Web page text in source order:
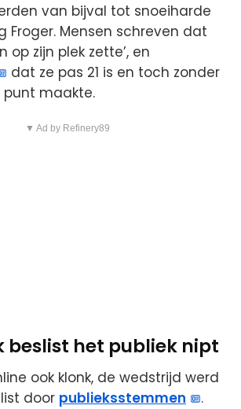
van bijval tot snoeiharde
Froger. Mensen schreven dat
op zijn plek zette’, en
dat ze pas 21 is en toch zonder
maakte.
▼ Ad by Refinery89
beslist het publiek nipt
ook klonk, de wedstrijd werd
door publieksstemmen
.